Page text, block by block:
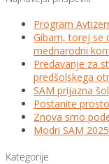
Program
Gibam, torej se
mednarodni
Predavanje za
predšolskega
SAM prijazna
Postanite
Znova smo
Modri SAM
Kategorije